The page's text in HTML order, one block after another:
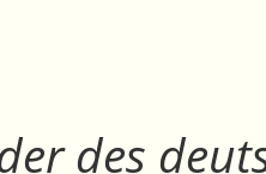
des